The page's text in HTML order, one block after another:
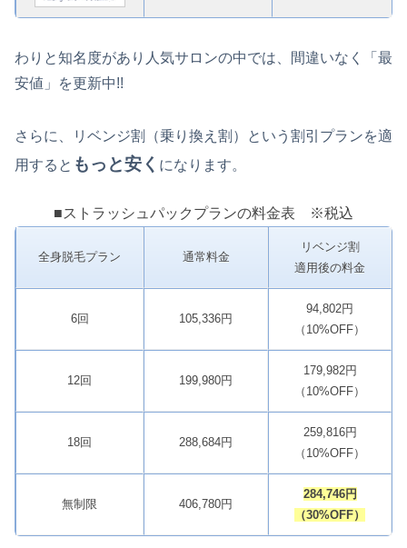
わりと知名度があり人気サロンの中では、間違いなく「最
安値」を更新中!!
さらに、リベンジ割（乗り換え割）という割引プランを適
用すると もっと安く になります。
■ストラッシュパックプランの料金表 ※税込
全身脱毛プラン 通常料金
リベンジ割
適用後の料金
6回 105,336円
94,802円
（10%OFF）
12回 199,980円
179,982円
（10%OFF）
18回 288,684円
259,816円
（10%OFF）
無制限 406,780円
284,746円
（30%OFF）